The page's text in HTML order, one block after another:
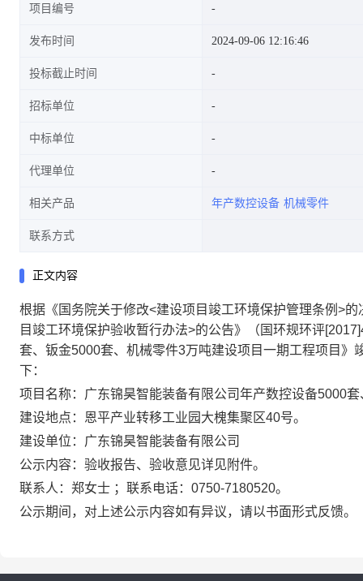
程项目竣工环境保护验收
项目编号
发布时间 2024-09-06 12:16:46
投标截止时间
招标单位
中标单位
代理单位
相关产品 年产数控设备 机械零件
联系方式
正文内容
根据《国务院关于修改<建设项目竣工环境保护管理条例>
目竣工环境保护验收暂行办法>的公告》（国环规环评
套、钣金5000套、机械零件3万吨建设项目一期工程项目
下：
项目名称：广东锦昊智能装备有限公司年产数控设备5000
建设地点：恩平产业转移工业园大槐集聚区40号。
建设单位：广东锦昊智能装备有限公司
公示内容：验收报告、验收意见详见附件。
联系人：郑女士 ；联系电话：0750-7180520。
公示期间，对上述公示内容如有异议，请以书面形式反馈。